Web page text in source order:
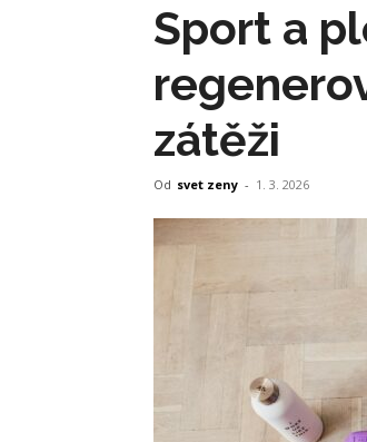
Sport a
zátěži
Od svet zeny - 1. 3. 2026